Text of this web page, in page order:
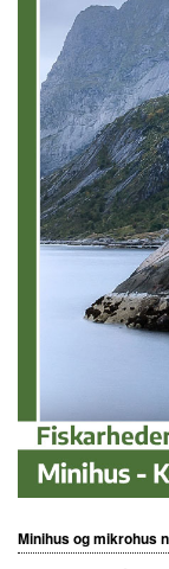
Minihus og mikrohus